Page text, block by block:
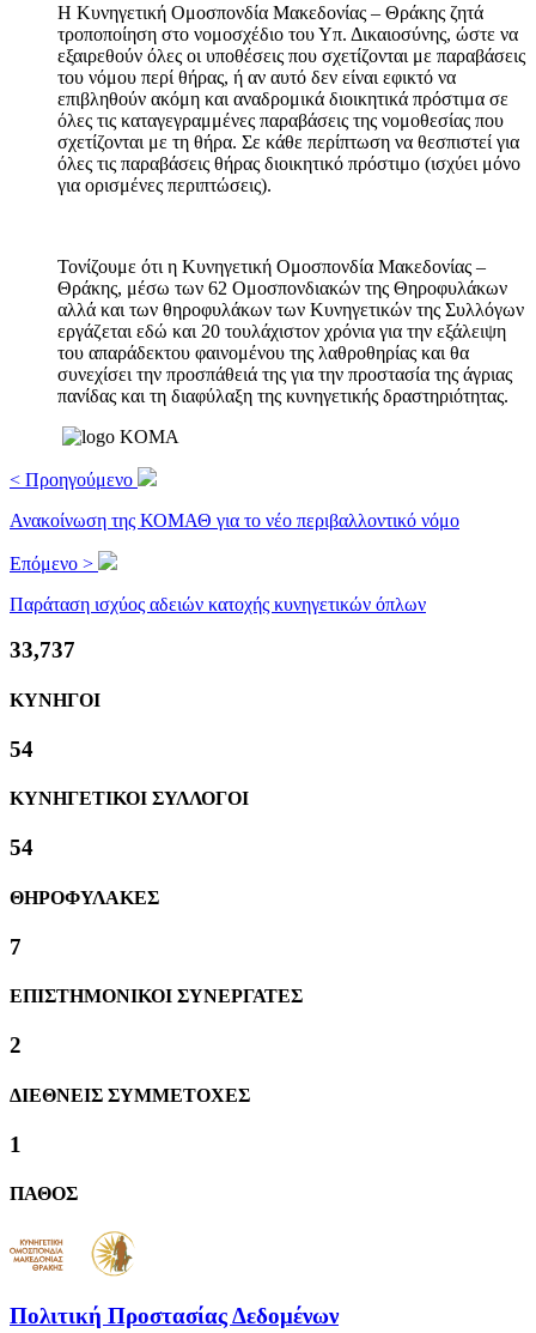
Η Κυνηγετική Ομοσπονδία Μακεδονίας – Θράκης ζητά
τροποποίηση στο νομοσχέδιο του Υπ. Δικαιοσύνης, ώστε να
εξαιρεθούν όλες οι υποθέσεις που σχετίζονται με παραβάσεις
του νόμου περί θήρας, ή αν αυτό δεν είναι εφικτό να
επιβληθούν ακόμη και αναδρομικά διοικητικά πρόστιμα σε
όλες τις καταγεγραμμένες παραβάσεις της νομοθεσίας που
σχετίζονται με τη θήρα. Σε κάθε περίπτωση να θεσπιστεί για
όλες τις παραβάσεις θήρας διοικητικό πρόστιμο (ισχύει μόνο
για ορισμένες περιπτώσεις).
Τονίζουμε ότι η Κυνηγετική Ομοσπονδία Μακεδονίας –
Θράκης, μέσω των 62 Ομοσπονδιακών της Θηροφυλάκων
αλλά και των θηροφυλάκων των Κυνηγετικών της Συλλόγων
εργάζεται εδώ και 20 τουλάχιστον χρόνια για την εξάλειψη
του απαράδεκτου φαινομένου της λαθροθηρίας και θα
συνεχίσει την προσπάθειά της για την προστασία της άγριας
πανίδας και τη διαφύλαξη της κυνηγετικής δραστηριότητας.
< Προηγούμενο
Ανακοίνωση της ΚΟΜΑΘ για το νέο περιβαλλοντικό νόμο
Επόμενο >
Παράταση ισχύος αδειών κατοχής κυνηγετικών όπλων
36,516
ΚΥΝΗΓΟΙ
58
ΚΥΝΗΓΕΤΙΚΟΙ ΣΥΛΛΟΓΟΙ
58
ΘΗΡΟΦΥΛΑΚΕΣ
8
ΕΠΙΣΤΗΜΟΝΙΚΟΙ ΣΥΝΕΡΓΑΤΕΣ
2
ΔΙΕΘΝΕΙΣ ΣΥΜΜΕΤΟΧΕΣ
1
ΠΑΘΟΣ
Πολιτική Προστασίας Δεδομένων